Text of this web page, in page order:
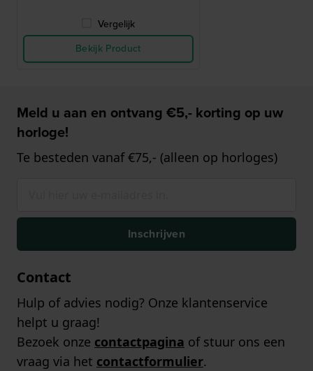
Vergelijk
Bekijk Product
Meld u aan en ontvang €5,- korting op uw
horloge!
Te besteden vanaf €75,- (alleen op horloges)
Inschrijven
Contact
Hulp of advies nodig? Onze klantenservice
helpt u graag!
Bezoek onze contactpagina of stuur ons een
vraag via het contactformulier.